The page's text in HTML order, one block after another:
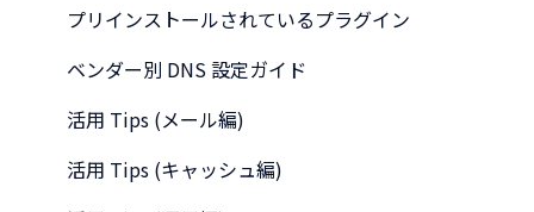
プリインストールされているプラグイン
ベンダー別 DNS 設定ガイド
活用 Tips (メール編)
活用 Tips (キャッシュ編)